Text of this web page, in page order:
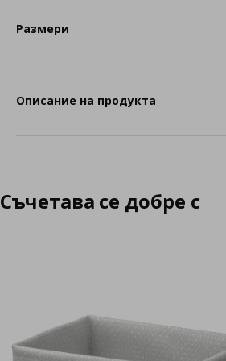
Размери
Описание на продукта
Съчетава се добре с